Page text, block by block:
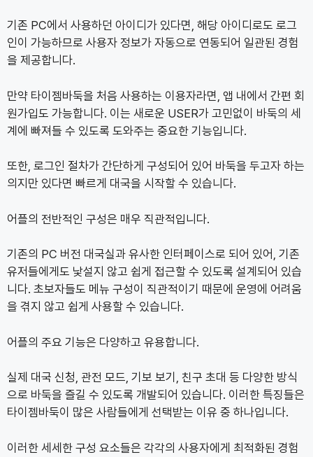
기존 PC에서 사용하던 아이디가 있다면, 해당 아이디로도 로그
인이 가능하므로 사용자 정보가 자동으로 연동되어 일관된 경험
을 제공합니다.
만약 타이젬바둑을 처음 사용하는 이용자라면, 앱 내에서 간편 회
원가입도 가능합니다. 이는 새로운 USER가 고민없이 바둑의 세
계에 빠져들 수 있도록 도와주는 중요한 기능입니다.
또한, 로그인 절차가 간단하게 구성되어 있어 바둑을 두고자 하는
의지만 있다면 빠르게 대국을 시작할 수 있습니다.
어플의 전반적인 구성은 매우 직관적입니다.
기존의 PC 버전 대국실과 유사한 인터페이스로 되어 있어, 기존
유저들에게도 낯설지 않고 쉽게 접근할 수 있도록 설계되어 있습
니다. 초보자들도 메뉴 구성이 직관적이기 때문에 운영에 어려움
을 겪지 않고 쉽게 사용할 수 있습니다.
어플의 주요 기능은 다양하고 유용합니다.
실제 대국 신청, 관전 모드, 기보 보기, 친구 초대 등 다양한 방식
으로 바둑을 즐길 수 있도록 개발되어 있습니다. 이러한 특징들은
타이젬바둑이 많은 사람들에게 선택받는 이유 중 하나입니다.
이러한 세세한 구성 요소들은 각각의 사용자에게 최적화된 경험